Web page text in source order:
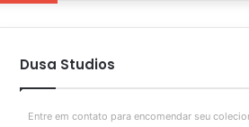
Dusa Studios
Entre em contato para encomendar seu